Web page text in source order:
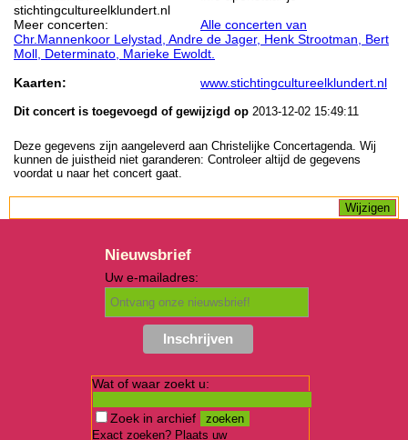
stichtingcultureelklundert.nl
Meer concerten:
Alle concerten van
Chr.Mannenkoor Lelystad, Andre de Jager, Henk Strootman, Bert
Moll, Determinato, Marieke Ewoldt.
Kaarten:
www.stichtingcultureelklundert.nl
Dit concert is toegevoegd of gewijzigd op 2013-12-02 15:49:11
Deze gegevens zijn aangeleverd aan Christelijke Concertagenda. Wij
kunnen de juistheid niet garanderen: Controleer altijd de gegevens
voordat u naar het concert gaat.
Nieuwsbrief
Uw e-mailadres:
Wat of waar zoekt u:
Zoek in archief
Exact zoeken? Plaats uw